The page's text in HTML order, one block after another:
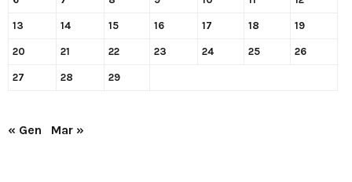
13 14 15 16 17 18 19
20 21 22 23 24 25 26
27 28 29
« Gen Mar »